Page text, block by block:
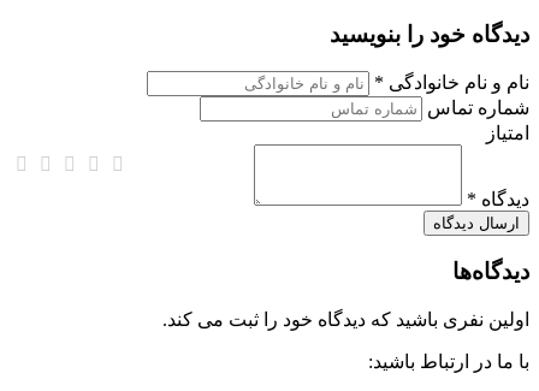
دیدگاه خود را بنویسید
نام و نام خانوادگی *
شماره تماس
امتیاز
دیدگاه *
دیدگاه‌ها
اولین نفری باشید که دیدگاه خود را ثبت می کند.
با ما در ارتباط باشید: